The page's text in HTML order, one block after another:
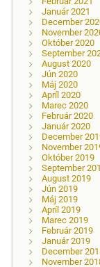
Január 2021
December
November
Október 2020
September
August 2020
Jún 2020
Máj 2020
Apríl 2020
Marec 2020
Február 2020
Január 2020
December
November
Október 2019
September
August 2019
Jún 2019
Máj 2019
Apríl 2019
Marec 2019
Február 2019
Január 2019
December
November